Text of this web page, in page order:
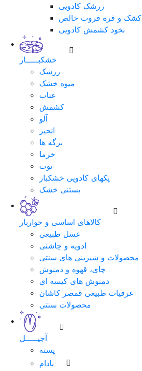
زرشک کادویی
کشک و قره قروت خالص
نخود کشمش کادویی
خشکبـــــار
زرشک
میوه خشک
عناب
کشمش
آلو
انجیر
برگه ها
خرما
توت
پکهای کادویی خشکبار
بستنی خشک
کالاهای اساسی و خواربار
عسل طبیعی
ادویه و چاشنی
محصولات و شیرینی های سنتی
چای، قهوه و دمنوش
دمنوش های کیسه ای
عرقیات طبیعی قمصر کاشان
محصولات سنتی
آجیـــــل
پسته
بادام